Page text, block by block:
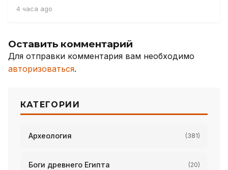
4 часа ago
Оставить комментарий
Для отправки комментария вам необходимо
авторизоваться.
КАТЕГОРИИ
Археология (381)
Боги древнего Египта (20)